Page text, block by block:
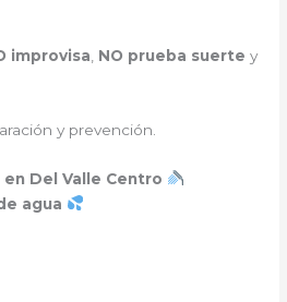
improvisa NO prueba suerte y
y prevención.
Del Valle Centro
agua